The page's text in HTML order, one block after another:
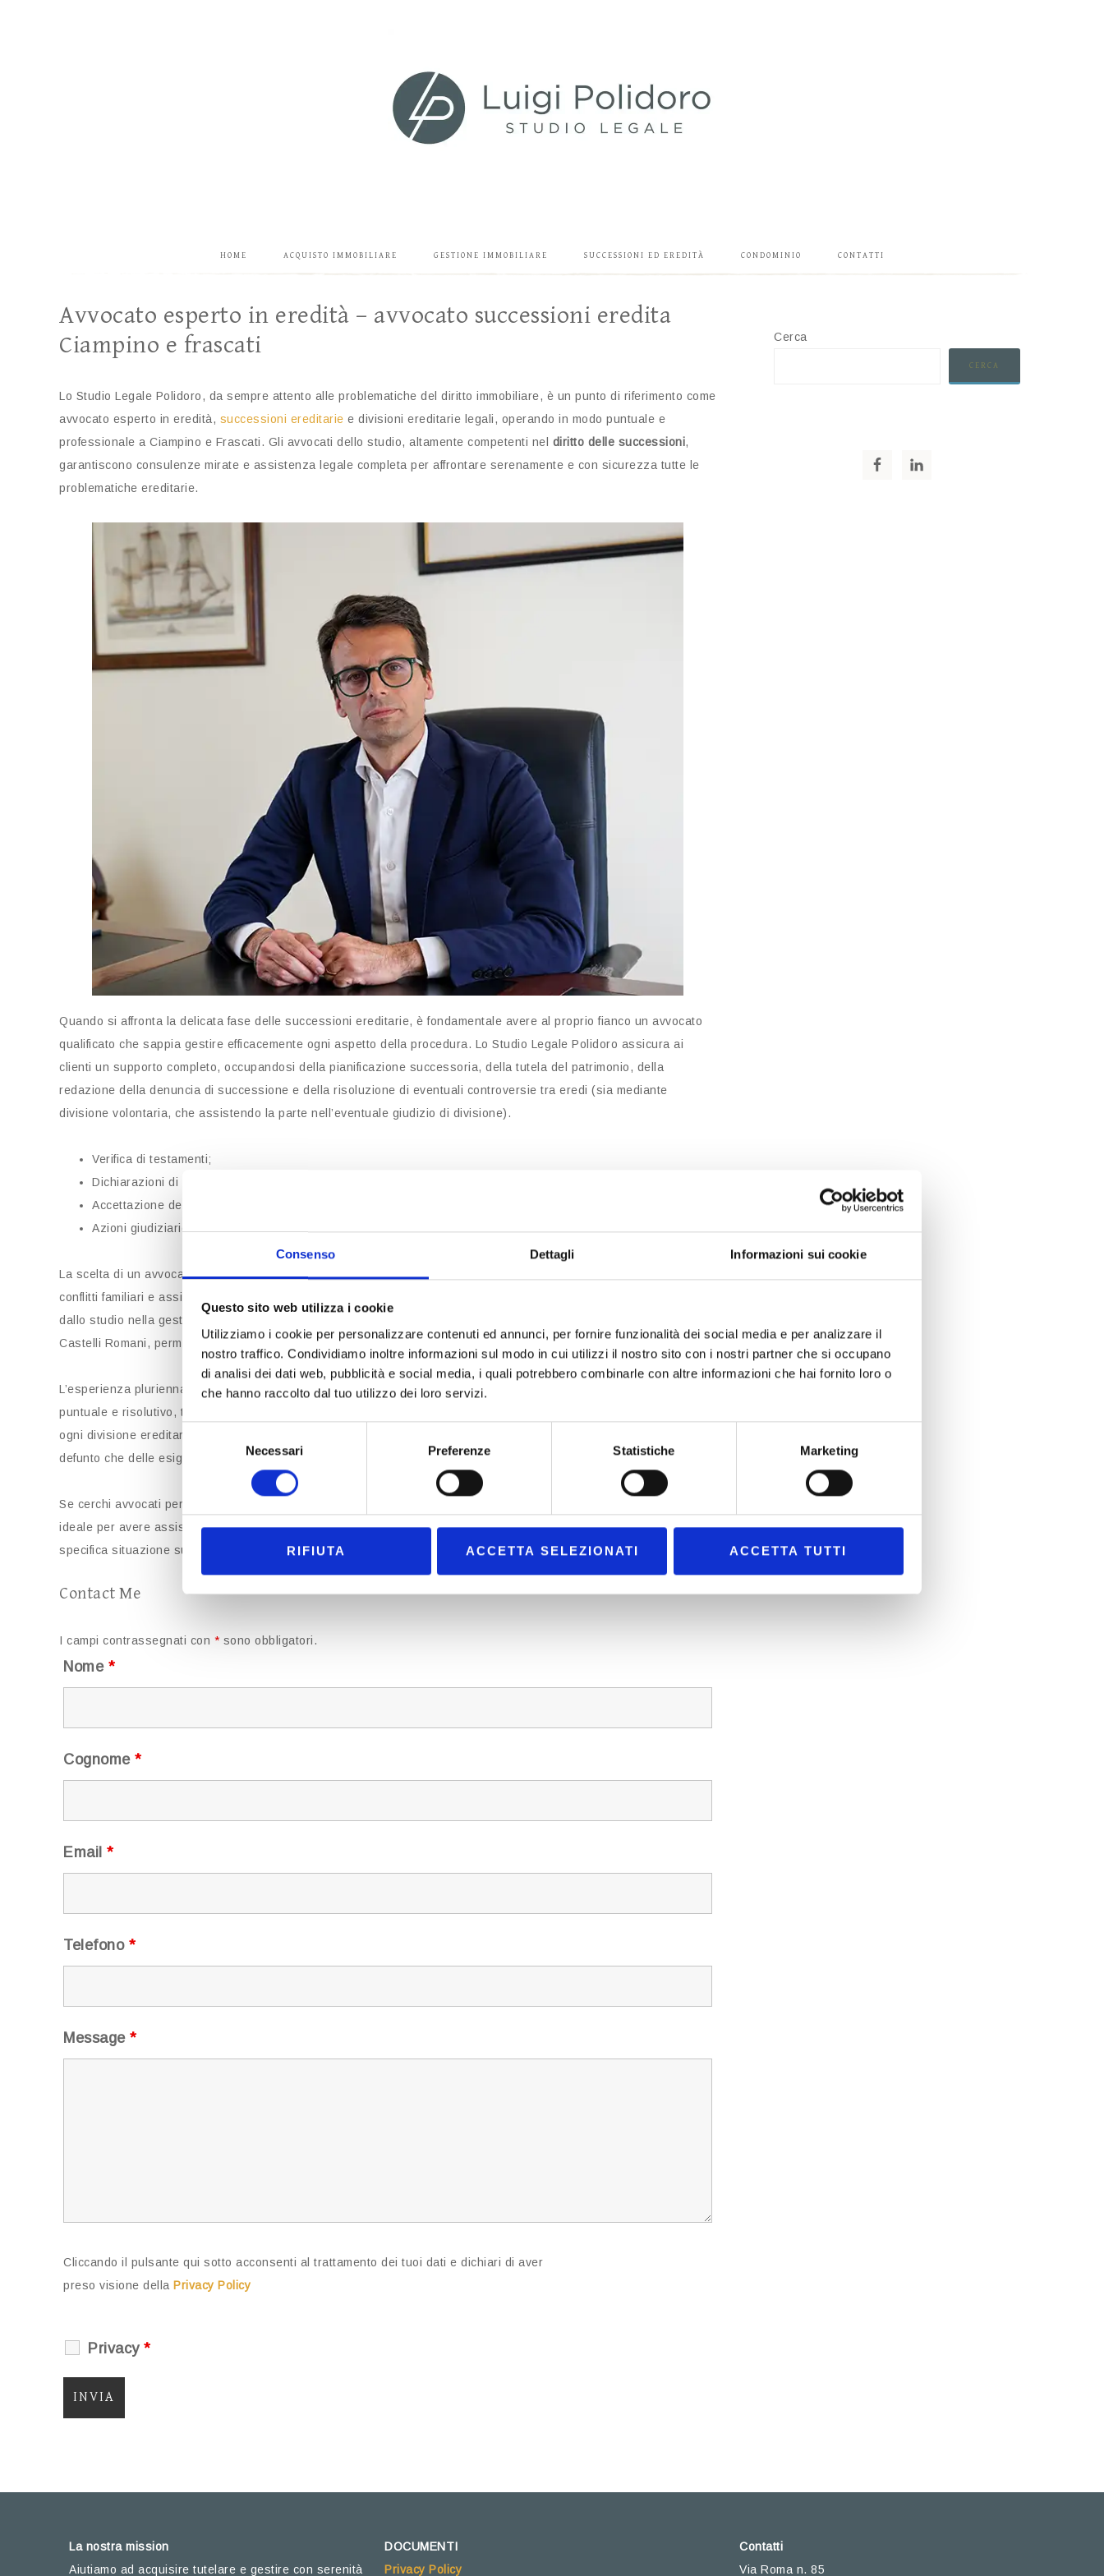
Consenso Dettagli Informazioni sui cookie
Questo sito web utilizza i cookie
Utilizziamo i cookie per personalizzare contenuti ed annunci, per fornire funzionalità dei social media e per analizzare il
nostro traffico. Condividiamo inoltre informazioni sul modo in cui utilizzi il nostro sito con i nostri partner che si occupano
di analisi dei dati web, pubblicità e social media, i quali potrebbero combinarle con altre informazioni che hai fornito loro o
che hanno raccolto dal tuo utilizzo dei loro servizi.
Selezione
Necessari Preferenze Statistiche Marketing
RIFIUTA ACCETTA SELEZIONATI ACCETTA TUTTI
HOME ACQUISTO IMMOBILIARE GESTIONE IMMOBILIARE SUCCESSIONI ED EREDITÀ CONDOMINIO CONTATTI
Avvocato esperto in eredità – avvocato successioni eredita
Ciampino e frascati
Lo Studio Legale Polidoro, da sempre attento alle problematiche del diritto immobiliare, è un punto di riferimento come
avvocato esperto in eredità, successioni ereditarie e divisioni ereditarie legali, operando in modo puntuale e
professionale a Ciampino e Frascati. Gli avvocati dello studio, altamente competenti nel diritto delle successioni,
garantiscono consulenze mirate e assistenza legale completa per affrontare serenamente e con sicurezza tutte le
problematiche ereditarie.
Quando si affronta la delicata fase delle successioni ereditarie, è fondamentale avere al proprio fianco un avvocato
qualificato che sappia gestire efficacemente ogni aspetto della procedura. Lo Studio Legale Polidoro assicura ai
clienti un supporto completo, occupandosi della pianificazione successoria, della tutela del patrimonio, della
redazione della denuncia di successione e della risoluzione di eventuali controversie tra eredi (sia mediante
divisione volontaria, che assistendo la parte nell’eventuale giudizio di divisione).
Verifica di testamenti;
Dichiarazioni di successione;
Accettazione dell’eredità con beneficio di inventario;
Azioni giudiziarie per lesione della quota di legittima;
La scelta di un avvocato esperto in eredità garantisce tranquillità nella gestione del patrimonio, aiutando a prevenire
conflitti familiari e assicurando una distribuzione equa e conforme alla volontà del defunto. La competenza maturata
dallo studio nella gestione delle successioni ereditarie, tanto a Ciampino quanto a Frascati e nell’intera area dei
Castelli Romani, permette di affrontare con serenità ogni situazione, anche le più complesse e articolate.
L’esperienza pluriennale in diritto immobiliare e successorio consente allo Studio Polidoro di intervenire in modo
puntuale e risolutivo, tutelando gli interessi dei clienti nella gestione patrimoniale e immobiliare, assicurando che
ogni divisione ereditaria avvenga nel rispetto delle disposizioni civilistiche ed in conformità sia della volontà del
defunto che delle esigenze specifiche degli eredi.
Se cerchi avvocati per eredità e successioni a Ciampino e Frascati, lo Studio Legale Polidoro rappresenta la scelta
ideale per avere assistenza legale qualificata, sicura e orientata al raggiungimento della soluzione migliore per ogni
specifica situazione successoria.
Contact Me
I campi contrassegnati con * sono obbligatori.
Nome *
Cognome *
Email *
Telefono *
Message *
Cliccando il pulsante qui sotto acconsenti al trattamento dei tuoi dati e dichiari di aver
preso visione della Privacy Policy
Privacy *
Cerca
CERCA
La nostra mission
Aiutiamo ad acquisire tutelare e gestire con serenità
DOCUMENTI
Privacy Policy
Contatti
Via Roma n. 85